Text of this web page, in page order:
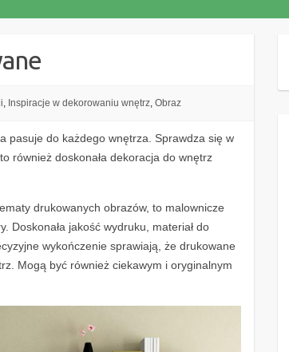
Inspiracje w dekorowaniu wnętrz, Obraz
pasuje do każdego wnętrza. Sprawdza się w
również doskonała dekoracja do wnętrz
drukowanych obrazów, to malownicze
Doskonała jakość wydruku, materiał do
wykończenie sprawiają, że drukowane
Mogą być również ciekawym i oryginalnym